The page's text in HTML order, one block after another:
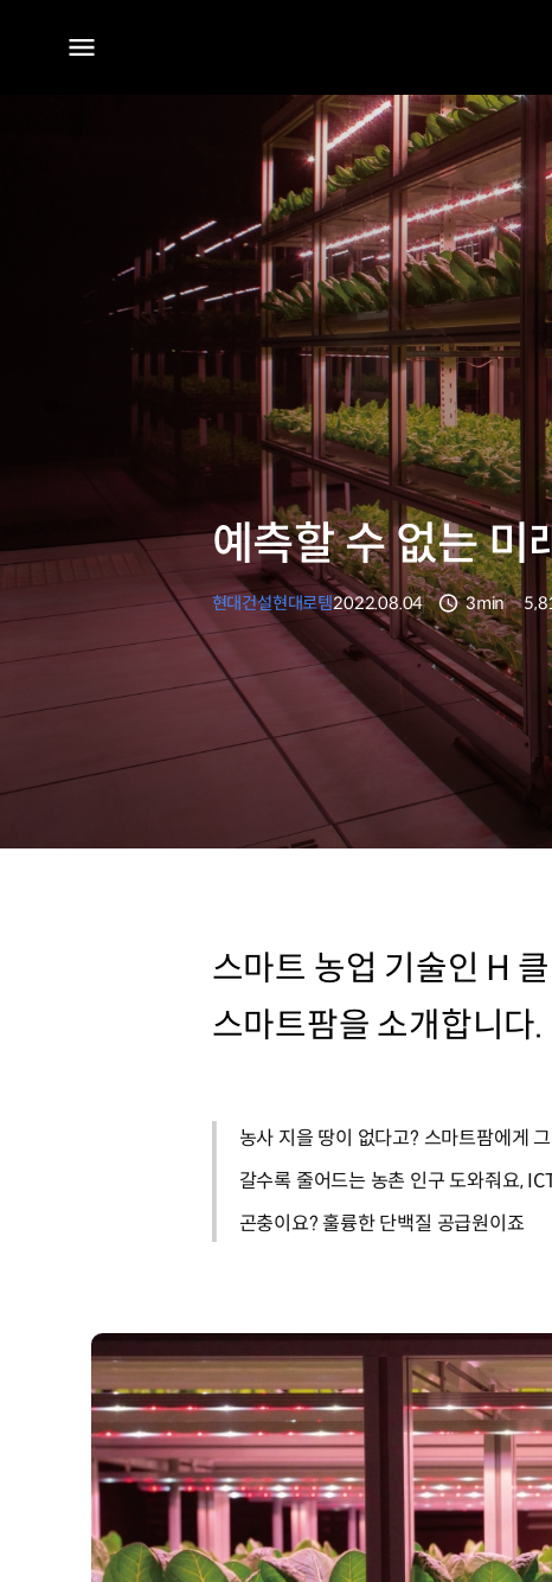
예측할 수 없는 미
현대건설현대로템2022.08.04
분량
3min
조
스마트 농업 기술인 H
스마트팜을 소개합니다.
농사 지을 땅이 없다고? 스마트팜에게
갈수록 줄어드는 농촌 인구 도와줘요,
곤충이요? 훌륭한 단백질 공급원이죠